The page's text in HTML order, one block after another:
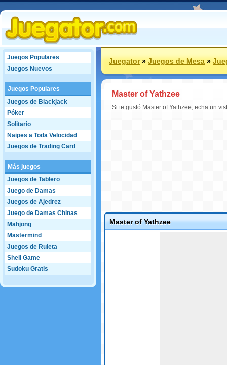
Juegos Populares
Juegos Nuevos
Juegos Populares
Juegos de Blackjack
Póker
Solitario
Naipes a Toda Velocidad
Juegos de Trading Card
Más juegos
Juegos de Tablero
Juego de Damas
Juegos de Ajedrez
Juego de Damas Chinas
Mahjong
Mastermind
Juegos de Ruleta
Shell Game
Sudoku Gratis
Juegator»Juegos de Mesa»
Master of Yathzee
Si te gustó Master of Yathzee, echa un
Master of Yathzee